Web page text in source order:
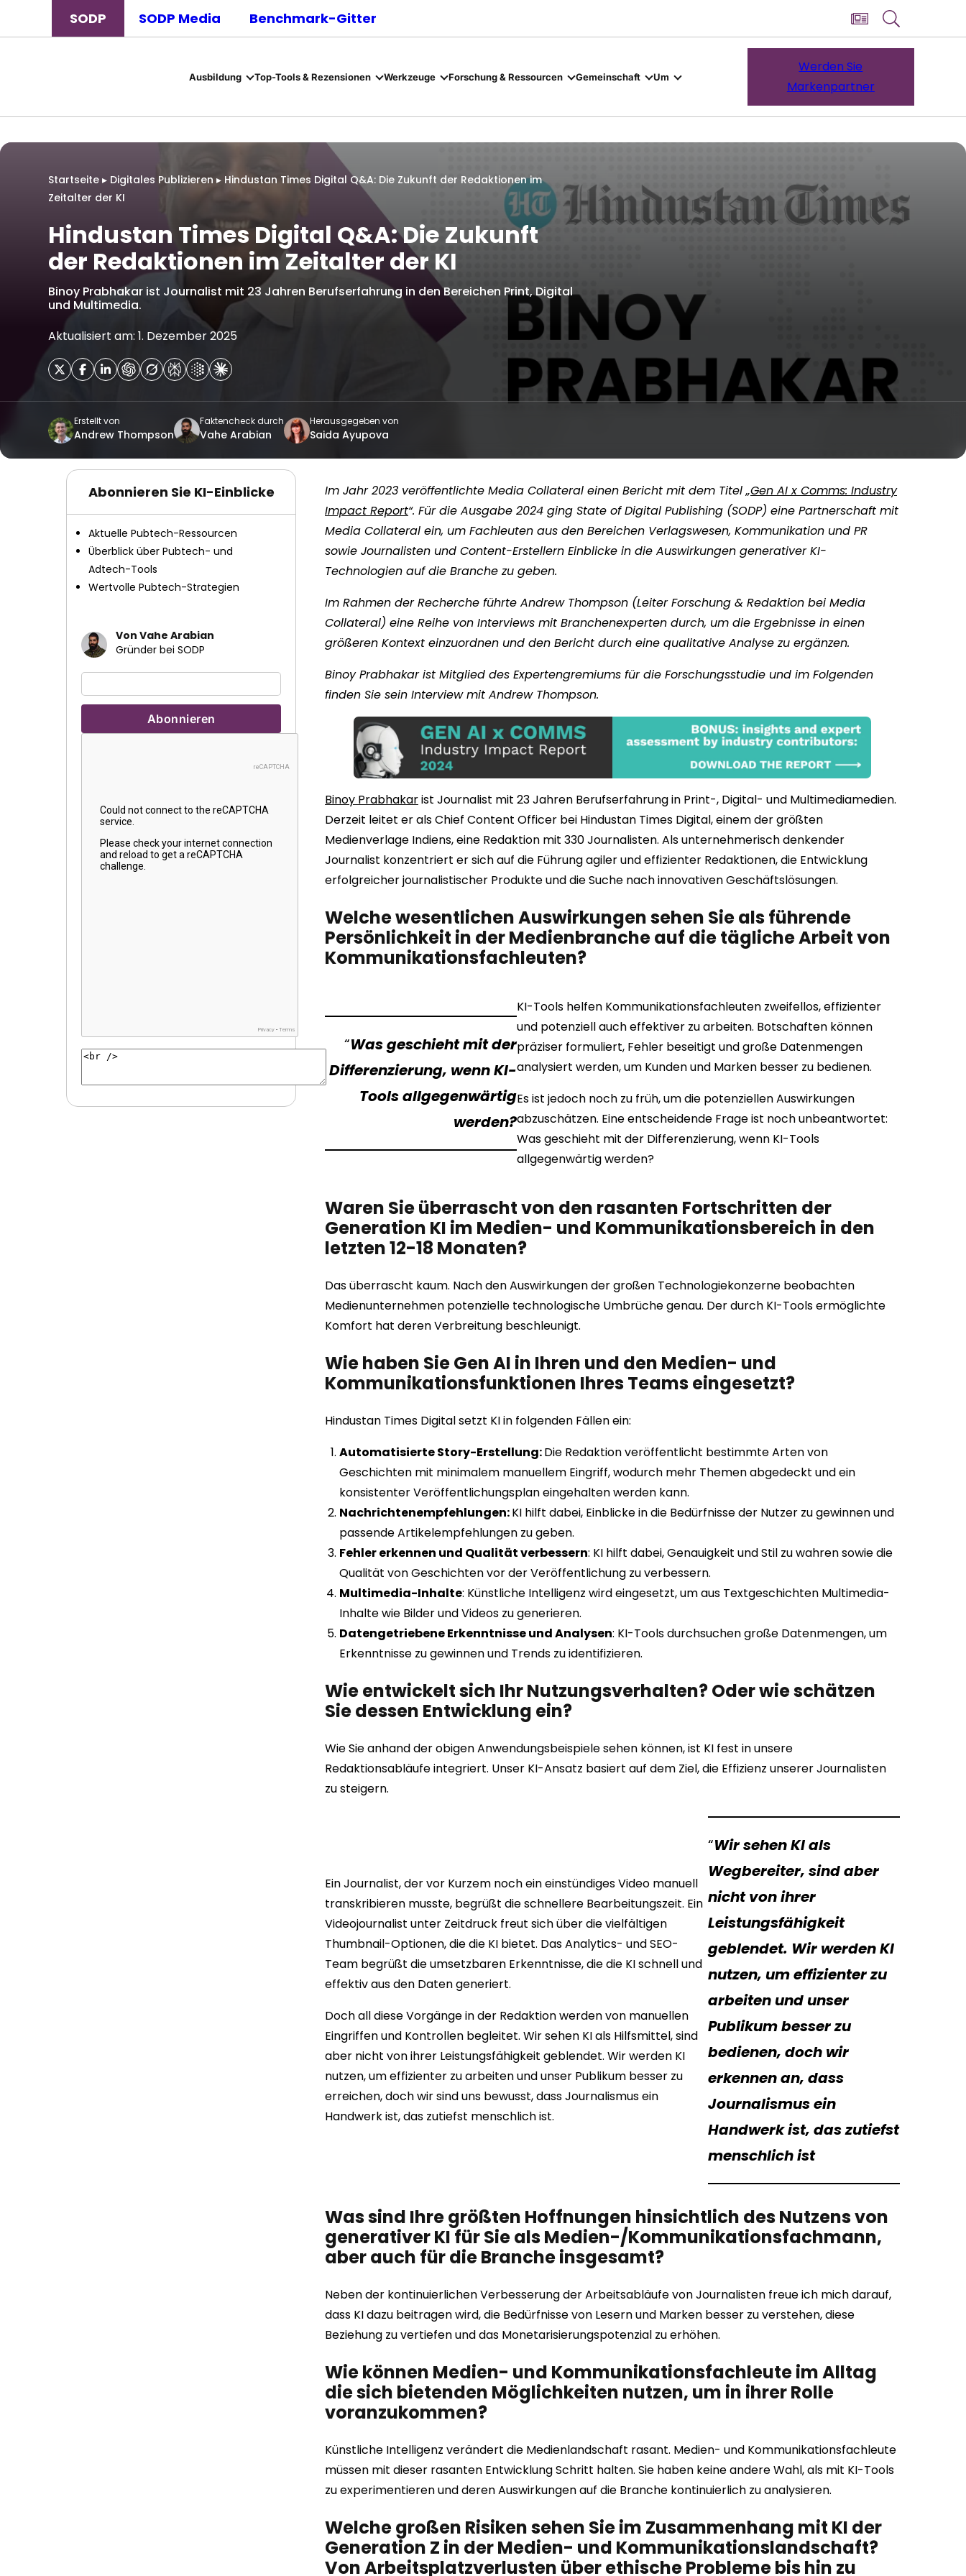
SODP SODP Media Benchmark-Gitter
Ausbildung Top-Tools & Rezensionen Werkzeuge Forschung & Ressourcen Gemeinschaft Um
Werden Sie
Markenpartner
Startseite ▸ Digitales Publizieren ▸ Hindustan Times Digital Q&A: Die Zukunft der Redaktionen im
Zeitalter der KI
Hindustan Times Digital Q&A: Die Zukunft
der Redaktionen im Zeitalter der KI
Binoy Prabhakar ist Journalist mit 23 Jahren Berufserfahrung in den Bereichen Print, Digital
und Multimedia.
Aktualisiert am: 1. Dezember 2025
Erstellt von
Andrew Thompson
Faktencheck durch
Vahe Arabian
Herausgegeben von
Saida Ayupova
Abonnieren Sie KI-Einblicke
Aktuelle Pubtech-Ressourcen
Überblick über Pubtech- und
Adtech-Tools
Wertvolle Pubtech-Strategien
Von Vahe Arabian
Gründer bei SODP
Im Jahr 2023 veröffentlichte Media Collateral einen Bericht mit dem Titel „Gen AI x Comms: Industry
Impact Report“. Für die Ausgabe 2024 ging State of Digital Publishing (SODP) eine Partnerschaft mit
Media Collateral ein, um Fachleuten aus den Bereichen Verlagswesen, Kommunikation und PR
sowie Journalisten und Content-Erstellern Einblicke in die Auswirkungen generativer KI-
Technologien auf die Branche zu geben.
Im Rahmen der Recherche führte Andrew Thompson (Leiter Forschung & Redaktion bei Media
Collateral) eine Reihe von Interviews mit Branchenexperten durch, um die Ergebnisse in einen
größeren Kontext einzuordnen und den Bericht durch eine qualitative Analyse zu ergänzen.
Binoy Prabhakar ist Mitglied des Expertengremiums für die Forschungsstudie und im Folgenden
finden Sie sein Interview mit Andrew Thompson.
Binoy Prabhakarist Journalist mit 23 Jahren Berufserfahrung in Print-, Digital- und Multimediamedien.
Derzeit leitet er als Chief Content Officer bei Hindustan Times Digital, einem der größten
Medienverlage Indiens, eine Redaktion mit 330 Journalisten. Als unternehmerisch denkender
Journalist konzentriert er sich auf die Führung agiler und effizienter Redaktionen, die Entwicklung
erfolgreicher journalistischer Produkte und die Suche nach innovativen Geschäftslösungen.
Welche wesentlichen Auswirkungen sehen Sie als führende
Persönlichkeit in der Medienbranche auf die tägliche Arbeit von
Kommunikationsfachleuten?
“Was geschieht mit der
Differenzierung, wenn KI-
Tools allgegenwärtig
werden?
KI-Tools helfen Kommunikationsfachleuten zweifellos, effizienter
und potenziell auch effektiver zu arbeiten. Botschaften können
präziser formuliert, Fehler beseitigt und große Datenmengen
analysiert werden, um Kunden und Marken besser zu bedienen.
Es ist jedoch noch zu früh, um die potenziellen Auswirkungen
abzuschätzen. Eine entscheidende Frage ist noch unbeantwortet:
Was geschieht mit der Differenzierung, wenn KI-Tools
allgegenwärtig werden?
Waren Sie überrascht von den rasanten Fortschritten der
Generation KI im Medien- und Kommunikationsbereich in den
letzten 12-18 Monaten?
Das überrascht kaum. Nach den Auswirkungen der großen Technologiekonzerne beobachten
Medienunternehmen potenzielle technologische Umbrüche genau. Der durch KI-Tools ermöglichte
Komfort hat deren Verbreitung beschleunigt.
Wie haben Sie Gen AI in Ihren und den Medien- und
Kommunikationsfunktionen Ihres Teams eingesetzt?
Hindustan Times Digital setzt KI in folgenden Fällen ein:
Automatisierte Story-Erstellung:Die Redaktion veröffentlicht bestimmte Arten von
Geschichten mit minimalem manuellem Eingriff, wodurch mehr Themen abgedeckt und ein
konsistenter Veröffentlichungsplan eingehalten werden kann.
Nachrichtenempfehlungen:KI hilft dabei, Einblicke in die Bedürfnisse der Nutzer zu gewinnen und
passende Artikelempfehlungen zu geben.
Fehler erkennen und Qualität verbessern: KI hilft dabei, Genauigkeit und Stil zu wahren sowie die
Qualität von Geschichten vor der Veröffentlichung zu verbessern.
Multimedia-Inhalte: Künstliche Intelligenz wird eingesetzt, um aus Textgeschichten Multimedia-
Inhalte wie Bilder und Videos zu generieren.
Datengetriebene Erkenntnisse und Analysen: KI-Tools durchsuchen große Datenmengen, um
Erkenntnisse zu gewinnen und Trends zu identifizieren.
Wie entwickelt sich Ihr Nutzungsverhalten? Oder wie schätzen
Sie dessen Entwicklung ein?
Wie Sie anhand der obigen Anwendungsbeispiele sehen können, ist KI fest in unsere
Redaktionsabläufe integriert. Unser KI-Ansatz basiert auf dem Ziel, die Effizienz unserer Journalisten
zu steigern.
Ein Journalist, der vor Kurzem noch ein einstündiges Video manuell
transkribieren musste, begrüßt die schnellere Bearbeitungszeit. Ein
Videojournalist unter Zeitdruck freut sich über die vielfältigen
Thumbnail-Optionen, die die KI bietet. Das Analytics- und SEO-
Team begrüßt die umsetzbaren Erkenntnisse, die die KI schnell und
effektiv aus den Daten generiert.
Doch all diese Vorgänge in der Redaktion werden von manuellen
Eingriffen und Kontrollen begleitet. Wir sehen KI als Hilfsmittel, sind
aber nicht von ihrer Leistungsfähigkeit geblendet. Wir werden KI
nutzen, um effizienter zu arbeiten und unser Publikum besser zu
erreichen, doch wir sind uns bewusst, dass Journalismus ein
Handwerk ist, das zutiefst menschlich ist.
“Wir sehen KI als
Wegbereiter, sind aber
nicht von ihrer
Leistungsfähigkeit
geblendet. Wir werden KI
nutzen, um effizienter zu
arbeiten und unser
Publikum besser zu
bedienen, doch wir
erkennen an, dass
Journalismus ein
Handwerk ist, das zutiefst
menschlich ist
Was sind Ihre größten Hoffnungen hinsichtlich des Nutzens von
generativer KI für Sie als Medien-/Kommunikationsfachmann,
aber auch für die Branche insgesamt?
Neben der kontinuierlichen Verbesserung der Arbeitsabläufe von Journalisten freue ich mich darauf,
dass KI dazu beitragen wird, die Bedürfnisse von Lesern und Marken besser zu verstehen, diese
Beziehung zu vertiefen und das Monetarisierungspotenzial zu erhöhen.
Wie können Medien- und Kommunikationsfachleute im Alltag
die sich bietenden Möglichkeiten nutzen, um in ihrer Rolle
voranzukommen?
Künstliche Intelligenz verändert die Medienlandschaft rasant. Medien- und Kommunikationsfachleute
müssen mit dieser rasanten Entwicklung Schritt halten. Sie haben keine andere Wahl, als mit KI-Tools
zu experimentieren und deren Auswirkungen auf die Branche kontinuierlich zu analysieren.
Welche großen Risiken sehen Sie im Zusammenhang mit KI der
Generation Z in der Medien- und Kommunikationslandschaft?
Von Arbeitsplatzverlusten über ethische Probleme bis hin zu